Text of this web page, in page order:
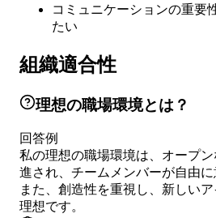
コミュニケーションの重要
たい
組織適合性
理想の職場環境とは？
回答例
私の理想の職場環境は、オープ
進され、チームメンバーが自由
また、創造性を重視し、新しい
理想です。